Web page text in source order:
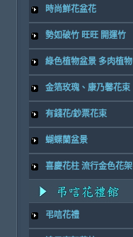
時尚鮮花盆花
勢如破竹 旺旺 開運竹
綠色植物盆景 多肉植物
金箔玫瑰、康乃馨花束
有錢花/鈔票花束
蝴蝶蘭盆景
喜慶花柱 流行金色花架
弔唁花禮